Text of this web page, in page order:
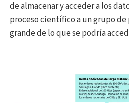
de almacenar y acceder a los
proceso científico a un grupo de
grande de lo que se podría